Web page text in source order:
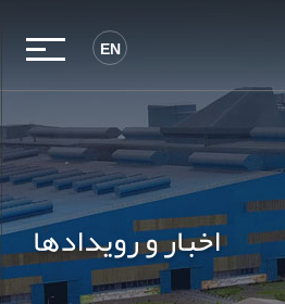
EN
اخبار و رویدادها